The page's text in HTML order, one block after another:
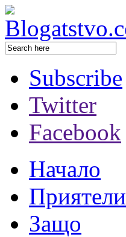
Subscribe
Twitter
Facebook
Начало
Приятели
Защо